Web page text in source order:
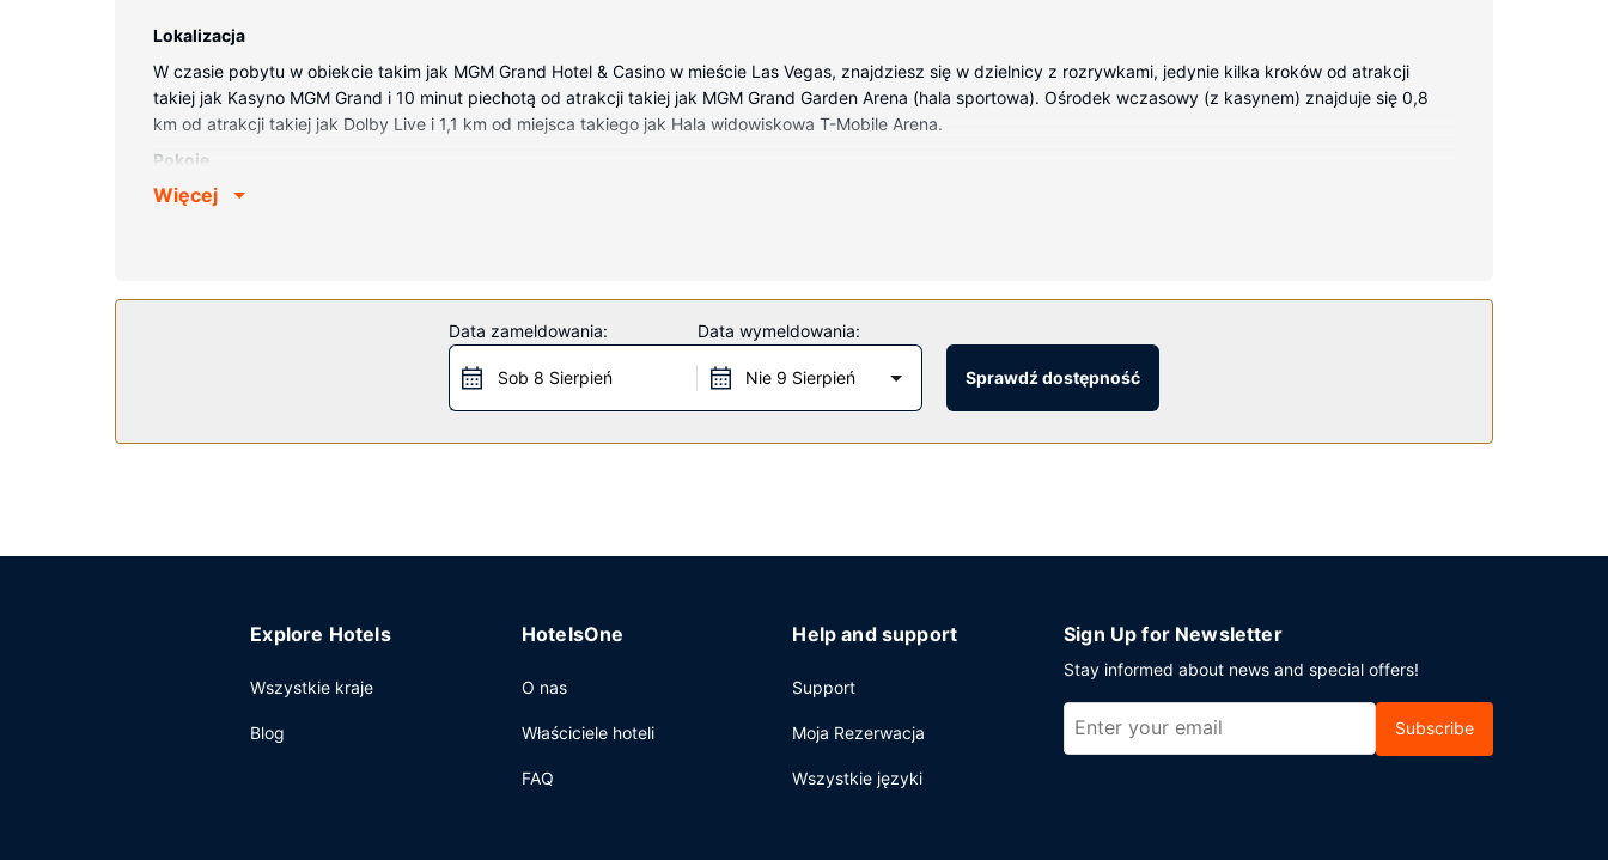
Lokalizacja
W czasie pobytu w obiekcie takim jak MGM Grand Hotel & Casino w mieście Las Vegas, znajdziesz się w dzielnicy z rozrywkami, jedynie kilka kroków od atrakcji
takiej jak Kasyno MGM Grand i 10 minut piechotą od atrakcji takiej jak MGM Grand Garden Arena (hala sportowa). Ośrodek wczasowy (z kasynem) znajduje się 0,8
km od atrakcji takiej jak Dolby Live i 1,1 km od miejsca takiego jak Hala widowiskowa T-Mobile Arena.
Pokoje
Poczuj się jak w domu w 4759 pokojach, których wyposażenie to telewizor płaskoekranowy. Rozrywkę zapewni telewizja kablowa. Prywatna łazienka —
oferuje udogodnienia takie jak obsługa portierska, sklepy z pamiątkami i czasopismami i salon fryzjerski.
Zachwyć się kuchnią taką jak kuchnia amerykańska w restauracji Craftsteak, jednej z 15 restauracji w obiekcie takim jak ośrodek wczasowy. Możesz też zostać w
pokoju i skorzystać z obsługi pokojowej w określonych godzinach lub pójść po przekąskę do 2 kawiarni. Chcesz się zrelaksować? Wypocznij w jednym z naszych 9
barów/salonów klubowych. Śniadanie na zamówienie jest podawane codziennie od 6 do 13 za opłatą.
Więcej
Data zameldowania:
Sob 8 Sierpień
Data wymeldowania:
Nie 9 Sierpień Sprawdź dostępność
Explore Hotels
Wszystkie kraje
Blog
HotelsOne
O nas
Właściciele hoteli
FAQ
Help and support
Support
Moja Rezerwacja
Wszystkie języki
Sign Up for Newsletter
Stay informed about news and special offers!
Subscribe